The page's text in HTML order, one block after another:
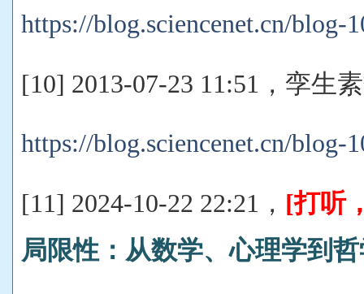
https://blog.sciencenet.cn/blog-
[10] 2013-07-23 11:51，孪生
https://blog.sciencenet.cn/blog-
[11] 2024-10-22 22:21， [打听
局限性：从数学、心理学到